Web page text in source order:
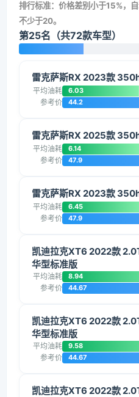
排行标准：价格差别小于15%，
不少于20。
第25名（共72款车型）
雷克萨斯RX 2023款
平均油耗 6.03
参考价 44.2
雷克萨斯RX 2025款
平均油耗 6.14
参考价 47.9
雷克萨斯RX 2023款
平均油耗 6.45
参考价 47.9
凯迪拉克XT6 2022款
华型标准版
平均油耗 8.94
参考价 44.67
凯迪拉克XT6 2022款
华型标准版
平均油耗 9.58
参考价 44.67
凯迪拉克XT6 2022款